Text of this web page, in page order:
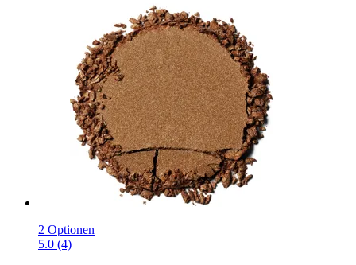
2 Optionen
5.0 (4)